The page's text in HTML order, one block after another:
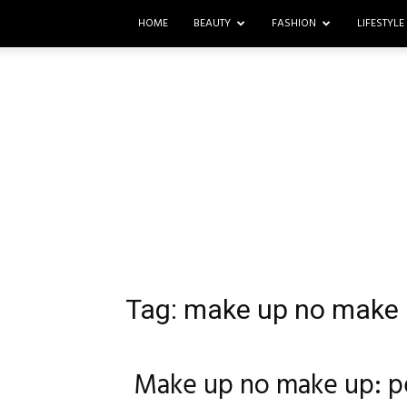
HOME BEAUTY FASHION LIFESTYLE
Tag: make up no make
Make up no make up: